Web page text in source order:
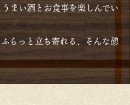
まい酒とお食事を楽しんでい
らっと立ち寄れる、そんな憩